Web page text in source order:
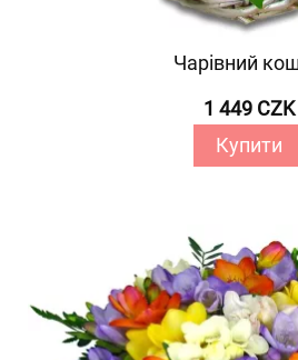
Чарівний
1 449 CZK
Купити